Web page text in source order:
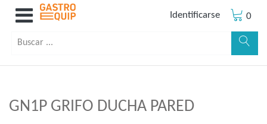
Identificarse 0
GN1P GRIFO DUCHA PARED